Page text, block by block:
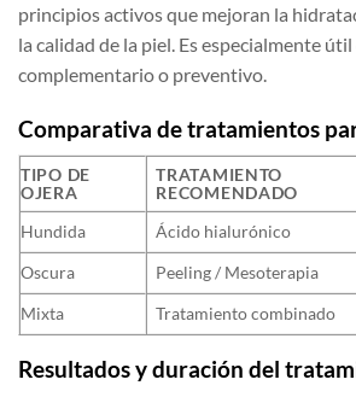
principios activos que mejoran la
la calidad de la piel. Es especialmente
complementario o preventivo.
Comparativa de tratamientos
TIPO DE
OJERA
TRATAMIENTO
RECOMENDADO
Hundida Ácido hialurónico
Oscura
Peeling / Mesoterapia
Mixta
Tratamiento combinado
Resultados y duración del